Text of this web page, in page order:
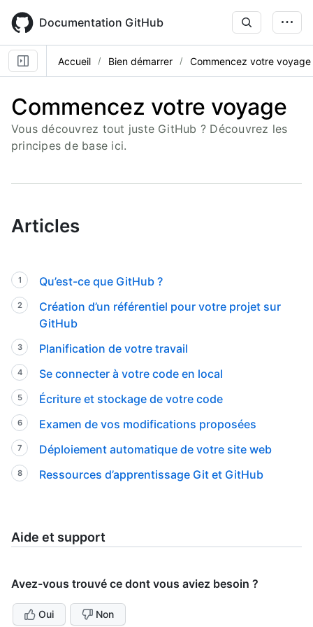
main
content
Documentation GitHub
Accueil Bien démarrer Commencez votre voyage
Commencez votre voyage
Vous découvrez tout juste GitHub ? Découvrez les
principes de base ici.
Articles
Qu’est-ce que GitHub ?
Création d’un référentiel pour votre projet sur
GitHub
Planification de votre travail
Se connecter à votre code en local
Écriture et stockage de votre code
Examen de vos modifications proposées
Déploiement automatique de votre site web
Ressources d’apprentissage Git et GitHub
Aide et support
Avez-vous trouvé ce dont vous aviez besoin ?
Oui Non